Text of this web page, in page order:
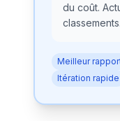
du coût.
classements.
Meilleur
Itération rapide